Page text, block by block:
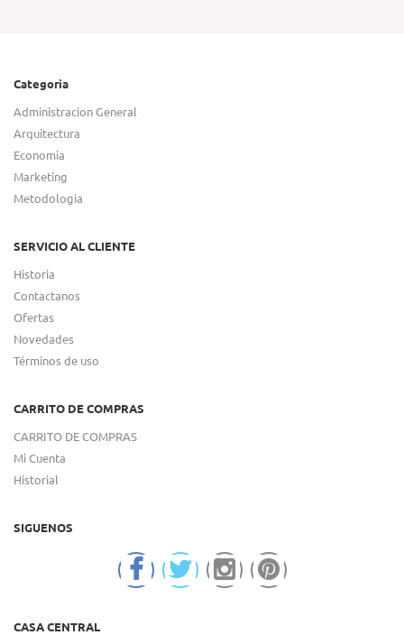
Categoria
Administracion General
Arquitectura
Economia
Marketing
Metodologia
SERVICIO AL CLIENTE
Historia
Contactanos
Ofertas
Novedades
Términos de uso
CARRITO DE COMPRAS
CARRITO DE COMPRAS
Mi Cuenta
Historial
SIGUENOS
CASA CENTRAL